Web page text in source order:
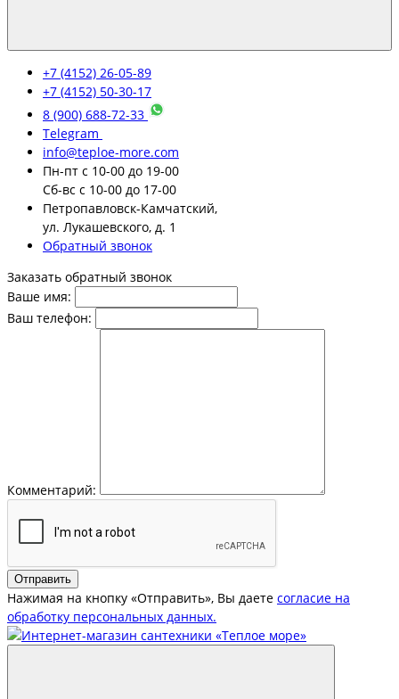
+7 (4152) 26-05-89
+7 (4152) 50-30-17
8 (900) 688-72-33
Telegram
info@teploe-more.com
Пн-пт с 10-00 до 19-00
Сб-вс с 10-00 до 17-00
Петропавловск-Камчатский,
ул. Лукашевского, д. 1
Обратный звонок
Заказать обратный звонок
Ваше имя:
Ваш телефон:
Комментарий:
Отправить
Нажимая на кнопку «Отправить», Вы даете согласие на
обработку персональных данных.